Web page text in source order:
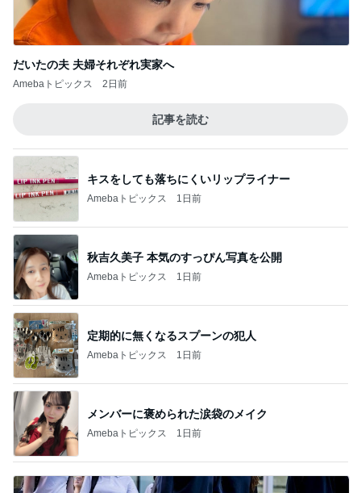
だいたの夫 夫婦それぞれ実家へ
Amebaトピックス 2日前
記事を読む
キスをしても落ちにくいリップライナー
Amebaトピックス 1日前
秋吉久美子 本気のすっぴん写真を公開
Amebaトピックス 1日前
定期的に無くなるスプーンの犯人
Amebaトピックス 1日前
メンバーに褒められた涙袋のメイク
Amebaトピックス 1日前